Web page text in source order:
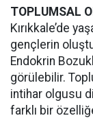
TOPLUMSAL
Kırıkkale’de
gençlerin
Endokrin
görülebilir.
intihar olgusu
farklı bir